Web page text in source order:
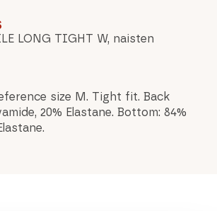
LONG TIGHT W, naisten
size M. Tight fit. Back
20% Elastane. Bottom: 84%